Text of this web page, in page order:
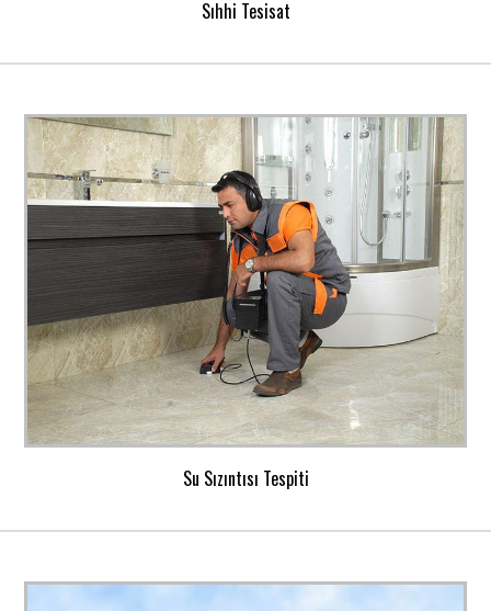
Sıhhi Tesisat
Su Sızıntısı Tespiti